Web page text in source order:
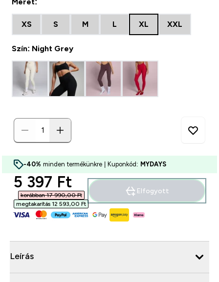
Méret:
XS S M L XL XXL
Szín: Night Grey
-40% minden termékünkre | Kuponkód: MYDAYS
discounted price
5 397 Ft‎
korábban 17 990,00 Ft‎
megtakarítás 12 593,00 Ft‎
Elfogyott
Leírás